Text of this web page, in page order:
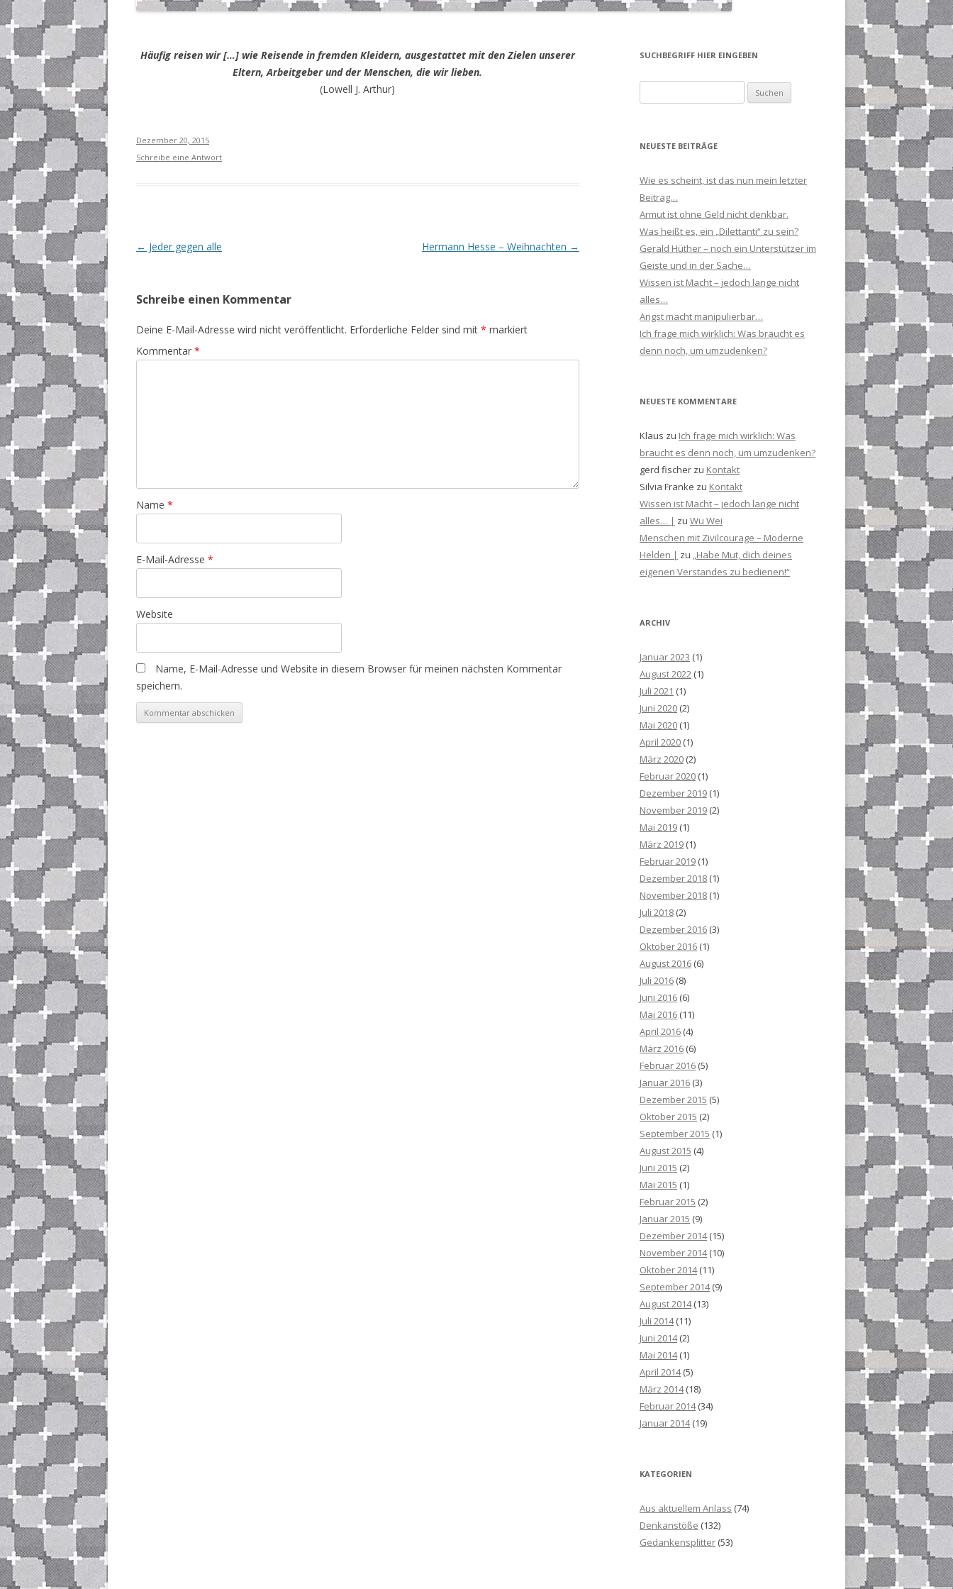
Häufig reisen wir […] wie Reisende in fremden Kleidern, ausgestattet mit den Zielen unserer
Eltern, Arbeitgeber und der Menschen, die wir lieben.
(Lowell J. Arthur)
Dezember 20, 2015
Schreibe eine Antwort
Beitrags-
← Jeder gegen alle Hermann Hesse – Weihnachten →
Schreibe einen Kommentar
Deine E-Mail-Adresse wird nicht veröffentlicht. Erforderliche Felder sind mit * markiert
Kommentar *
Name *
E-Mail-Adresse *
Website
Name, E-Mail-Adresse und Website in diesem Browser für meinen nächsten Kommentar
speichern.
SUCHBEGRIFF HIER EINGEBEN
nach:
NEUESTE BEITRÄGE
Wie es scheint, ist das nun mein letzter
Beitrag…
Armut ist ohne Geld nicht denkbar.
Was heißt es, ein „Dilettanti“ zu sein?
Gerald Hüther – noch ein Unterstützer im
Geiste und in der Sache…
Wissen ist Macht – jedoch lange nicht
alles…
Angst macht manipulierbar…
Ich frage mich wirklich: Was braucht es
denn noch, um umzudenken?
NEUESTE KOMMENTARE
Klaus zu Ich frage mich wirklich: Was
braucht es denn noch, um umzudenken?
gerd fischer zu Kontakt
Silvia Franke zu Kontakt
Wissen ist Macht – jedoch lange nicht
alles… | zu Wu Wei
Menschen mit Zivilcourage – Moderne
Helden | zu „Habe Mut, dich deines
eigenen Verstandes zu bedienen!“
ARCHIV
Januar 2023 (1)
August 2022 (1)
Juli 2021 (1)
Juni 2020 (2)
Mai 2020 (1)
April 2020 (1)
März 2020 (2)
Februar 2020 (1)
Dezember 2019 (1)
November 2019 (2)
Mai 2019 (1)
März 2019 (1)
Februar 2019 (1)
Dezember 2018 (1)
November 2018 (1)
Juli 2018 (2)
Dezember 2016 (3)
Oktober 2016 (1)
August 2016 (6)
Juli 2016 (8)
Juni 2016 (6)
Mai 2016 (11)
April 2016 (4)
März 2016 (6)
Februar 2016 (5)
Januar 2016 (3)
Dezember 2015 (5)
Oktober 2015 (2)
September 2015 (1)
August 2015 (4)
Juni 2015 (2)
Mai 2015 (1)
Februar 2015 (2)
Januar 2015 (9)
Dezember 2014(15)
November 2014(10)
Oktober 2014(11)
September 2014(9)
August 2014(13)
Juli 2014(11)
Juni 2014(2)
Mai 2014(1)
April 2014(5)
März 2014(18)
Februar 2014(34)
Januar 2014(19)
KATEGORIEN
Aus aktuellem Anlass (74)
Denkanstöße (132)
Gedankensplitter (53)